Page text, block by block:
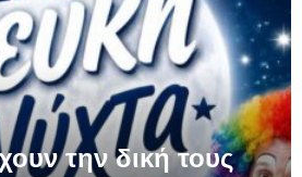
την δική τους